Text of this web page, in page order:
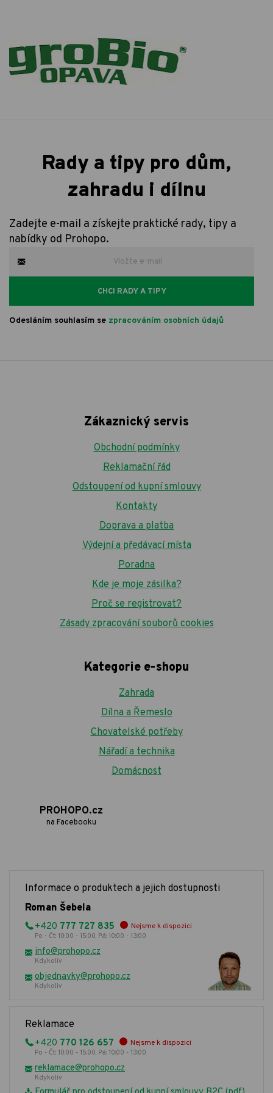
Rady a tipy pro dům,
zahradu i dílnu
Zadejte e-mail a získejte praktické rady, tipy a
nabídky od Prohopo.
CHCI RADY A TIPY
Odesláním souhlasím se zpracováním osobních údajů
Zákaznický servis
Obchodní podmínky
Reklamační řád
Odstoupení od kupní smlouvy
Kontakty
Doprava a platba
Výdejní a předávací místa
Poradna
Kde je moje zásilka?
Proč se registrovat?
Zásady zpracování souborů cookies
Kategorie e-shopu
Zahrada
Dílna a Řemeslo
Chovatelské potřeby
Nářadí a technika
Domácnost
PROHOPO.cz
na Facebooku
Informace o produktech a jejich dostupnosti
Roman Šebela
+420 777 727 835 Nejsme k dispozici
Po - Čt: 10:00 - 15:00, Pá: 10:00 - 13:00
info@prohopo.cz
Kdykoliv
objednavky@prohopo.cz
Kdykoliv
Reklamace
+420 770 126 657 Nejsme k dispozici
Po - Čt: 10:00 - 15:00, Pá: 10:00 - 13:00
reklamace@prohopo.cz
Kdykoliv